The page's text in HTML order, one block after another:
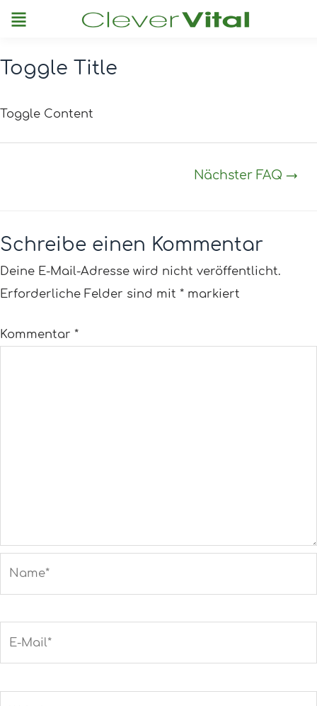
Menu
Toggle Title
Toggle Content
Post
Nächster FAQ →
Schreibe einen Kommentar
Deine E-Mail-Adresse wird nicht veröffentlicht.
Erforderliche Felder sind mit * markiert
Kommentar *